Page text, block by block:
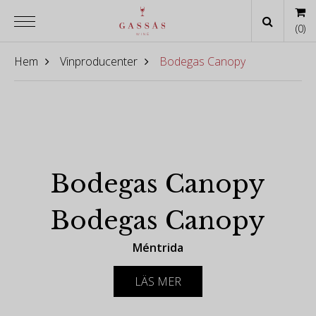
Hem Vinproducenter Bodegas Canopy
Bodegas Canopy
Bodegas Canopy
Méntrida
Vinerna från Bodegas Canopy är unika, eftersom vi
LÄS MER
(0)